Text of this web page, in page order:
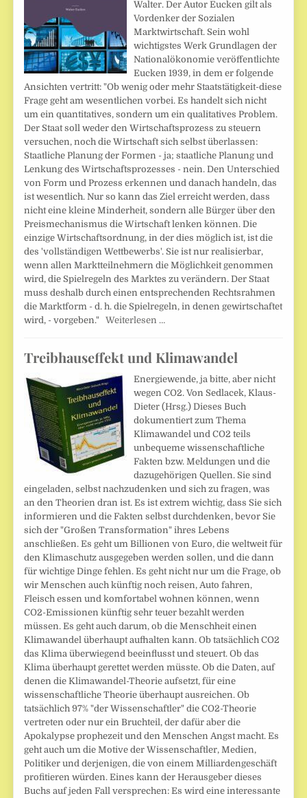
Walter. Der Autor Eucken gilt als
Vordenker der Sozialen
Marktwirtschaft. Sein wohl
wichtigstes Werk Grundlagen der
Nationalökonomie veröffentlichte
Eucken 1939, in dem er folgende
Ansichten vertritt: "Ob wenig oder mehr Staatstätigkeit-diese
Frage geht am wesentlichen vorbei. Es handelt sich nicht
um ein quantitatives, sondern um ein qualitatives Problem.
Der Staat soll weder den Wirtschaftsprozess zu steuern
versuchen, noch die Wirtschaft sich selbst überlassen:
Staatliche Planung der Formen - ja; staatliche Planung und
Lenkung des Wirtschaftsprozesses - nein. Den Unterschied
von Form und Prozess erkennen und danach handeln, das
ist wesentlich. Nur so kann das Ziel erreicht werden, dass
nicht eine kleine Minderheit, sondern alle Bürger über den
Preismechanismus die Wirtschaft lenken können. Die
einzige Wirtschaftsordnung, in der dies möglich ist, ist die
des 'vollständigen Wettbewerbs'. Sie ist nur realisierbar,
wenn allen Marktteilnehmern die Möglichkeit genommen
wird, die Spielregeln des Marktes zu verändern. Der Staat
muss deshalb durch einen entsprechenden Rechtsrahmen
die Marktform - d. h. die Spielregeln, in denen gewirtschaftet
wird, - vorgeben."Weiterlesen …
Treibhauseffekt und Klimawandel
Energiewende, ja bitte, aber nicht
wegen CO2. Von Sedlacek, Klaus-
Dieter (Hrsg.) Dieses Buch
dokumentiert zum Thema
Klimawandel und CO2 teils
unbequeme wissenschaftliche
Fakten bzw. Meldungen und die
dazugehörigen Quellen. Sie sind
eingeladen, selbst nachzudenken und sich zu fragen, was
an den Theorien dran ist. Es ist extrem wichtig, dass Sie sich
informieren und die Fakten selbst durchdenken, bevor Sie
sich der "Großen Transformation" ihres Lebens
anschließen. Es geht um Billionen von Euro, die weltweit für
den Klimaschutz ausgegeben werden sollen, und die dann
für wichtige Dinge fehlen. Es geht nicht nur um die Frage, ob
wir Menschen auch künftig noch reisen, Auto fahren,
Fleisch essen und komfortabel wohnen können, wenn
CO2-Emissionen künftig sehr teuer bezahlt werden
müssen. Es geht auch darum, ob die Menschheit einen
Klimawandel überhaupt aufhalten kann. Ob tatsächlich CO2
das Klima überwiegend beeinflusst und steuert. Ob das
Klima überhaupt gerettet werden müsste. Ob die Daten, auf
denen die Klimawandel-Theorie aufsetzt, für eine
wissenschaftliche Theorie überhaupt ausreichen. Ob
tatsächlich 97% "der Wissenschaftler" die CO2-Theorie
vertreten oder nur ein Bruchteil, der dafür aber die
Apokalypse prophezeit und den Menschen Angst macht. Es
geht auch um die Motive der Wissenschaftler, Medien,
Politiker und derjenigen, die von einem Milliardengeschäft
profitieren würden. Eines kann der Herausgeber dieses
Buchs auf jeden Fall versprechen: Es wird eine interessante